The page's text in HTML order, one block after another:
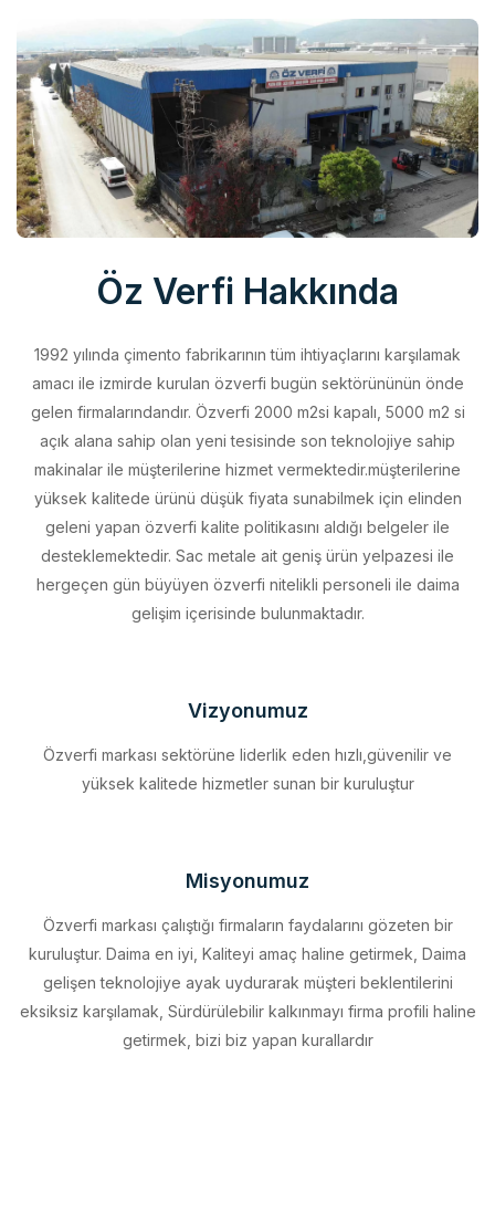
Öz Verfi Hakkında
1992 yılında çimento fabrikarının tüm ihtiyaçlarını karşılamak
gelen firmalarındandır. Özverfi 2000 m2si kapalı, 5000 m2 si
açık alana sahip olan yeni tesisinde son teknolojiye sahip
makinalar ile müşterilerine hizmet vermektedir.müşterilerine
yüksek kalitede ürünü düşük fiyata sunabilmek için elinden
geleni yapan özverfi kalite politikasını aldığı belgeler ile
desteklemektedir. Sac metale ait geniş ürün yelpazesi ile
hergeçen gün büyüyen özverfi nitelikli personeli ile daima
gelişim içerisinde bulunmaktadır.
Özverfi markası sektörüne liderlik eden hızlı,güvenilir ve
Özverfi markası çalıştığı firmaların faydalarını gözeten bir
gelişen teknolojiye ayak uydurarak müşteri beklentilerini
eksiksiz karşılamak, Sürdürülebilir kalkınmayı firma profili haline
getirmek, bizi biz yapan kurallardır